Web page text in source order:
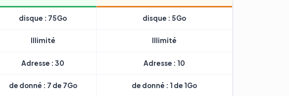
disque : 75Go disque : 5Go
Illimité Illimité
Adresse : 30 Adresse : 10
de donné : 7 de 7Go de donné : 1 de 1Go